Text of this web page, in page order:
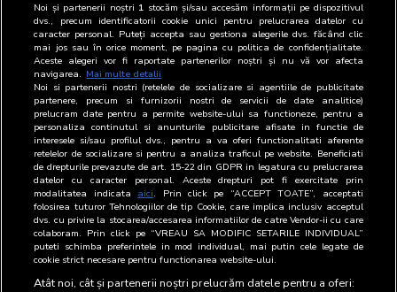
Noi și partenerii noștri 1 stocăm și/sau accesăm informații pe dispozitivul
dvs., precum identificatorii cookie unici pentru prelucrarea datelor cu
caracter personal. Puteți accepta sau gestiona alegerile dvs. făcând clic
mai jos sau în orice moment, pe pagina cu politica de confidențialitate.
Aceste alegeri vor fi raportate partenerilor noștri și nu vă vor afecta
navigarea. Mai multe detalii
Noi si partenerii nostri (retelele de socializare si agentiile de publicitate
partenere, precum si furnizorii nostri de servicii de date analitice)
prelucram date pentru a permite website-ului sa functioneze, pentru a
personaliza continutul si anunturile publicitare afisate in functie de
interesele si/sau profilul dvs., pentru a va oferi functionalitati aferente
retelelor de socializare si pentru a analiza traficul pe website. Beneficiati
de drepturile prevazute de art. 15-22 din GDPR in legatura cu prelucrarea
datelor cu caracter personal. Aceste drepturi pot fi exercitate prin
modalitatea indicata aici. Prin click pe “ACCEPT TOATE”, acceptati
folosirea tuturor Tehnologiilor de tip Cookie, care implica inclusiv acceptul
dvs. cu privire la stocarea/accesarea informatiilor de catre Vendor-ii cu care
colaboram. Prin click pe “VREAU SA MODIFIC SETARILE INDIVIDUAL”
puteti schimba preferintele in mod individual, mai putin cele legate de
cookie strict necesare pentru functionarea website-ului.
Atât noi, cât și partenerii noștri prelucrăm datele pentru a oferi: